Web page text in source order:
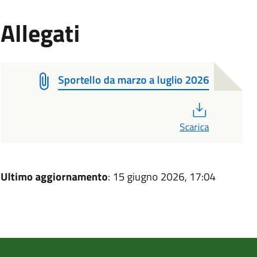
Allegati
Sportello da marzo a luglio 2026
Scarica
Ultimo aggiornamento: 15 giugno 2026, 17:04